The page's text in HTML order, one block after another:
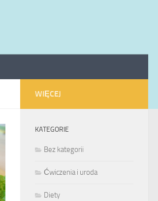
WIĘCEJ
KATEGORIE
Bez kategorii
Ćwiczenia i uroda
Diety